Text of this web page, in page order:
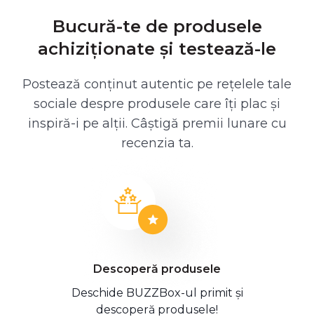
Bucură-te de produsele
achiziționate și testează-le
Postează conținut autentic pe rețelele tale
sociale despre produsele care îți plac și
inspiră-i pe alții. Câștigă premii lunare cu
recenzia ta.
Descoperă produsele
Deschide BUZZBox-ul primit și
descoperă produsele!